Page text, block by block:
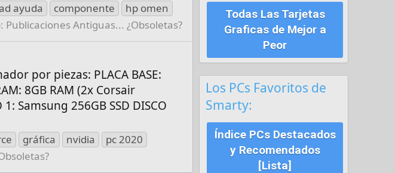
ayuda componente
hp omen
Publicaciones Antiguas... ¿Obsoletas?
por piezas: PLACA BASE:
8GB RAM (2x Corsair
Samsung 256GB SSD DISCO
gráfica nvidia
pc 2020
Todas Las Tarjetas
Graficas de Mejor a
Peor
Los PCs Favoritos de
Smarty:
Índice PCs Destacados
y Recomendados
[Lista]